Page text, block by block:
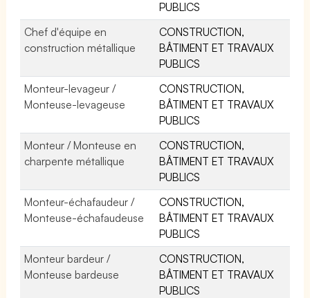
PUBLICS
Chef d'équipe en
construction métallique
CONSTRUCTION,
BÂTIMENT ET TRAVAUX
PUBLICS
Monteur-levageur /
Monteuse-levageuse
CONSTRUCTION,
BÂTIMENT ET TRAVAUX
PUBLICS
Monteur / Monteuse en
charpente métallique
CONSTRUCTION,
BÂTIMENT ET TRAVAUX
PUBLICS
Monteur-échafaudeur /
Monteuse-échafaudeuse
CONSTRUCTION,
BÂTIMENT ET TRAVAUX
PUBLICS
Monteur bardeur /
Monteuse bardeuse
CONSTRUCTION,
BÂTIMENT ET TRAVAUX
PUBLICS